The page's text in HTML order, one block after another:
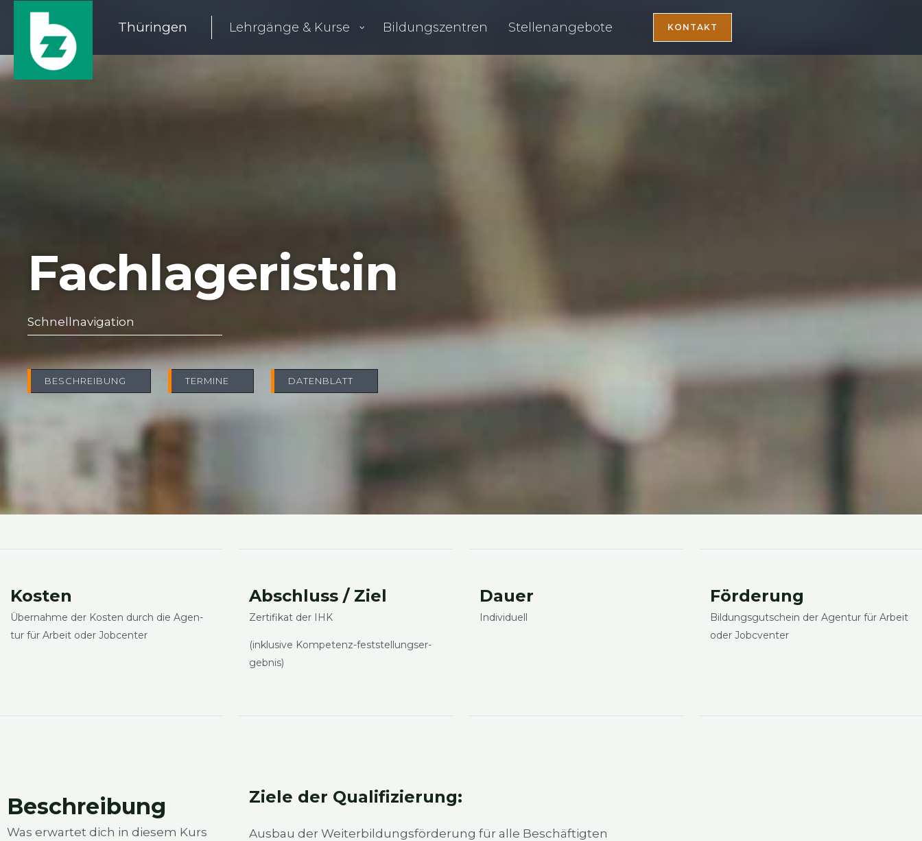
springen
Thüringen Lehrgänge & Kurse Bil­dungs­zen­tren Stel­len­an­ge­bo­te KONTAKT
Fachlagerist:in
Schnell­na­vi­ga­ti­on
BESCHREI­BUNG TER­MI­NE DATEN­BLATT
Kos­ten
Über­nah­me der Kos­ten durch die Agen­
tur für Arbeit oder Job­cen­ter
Abschluss / Ziel
Zer­ti­fi­kat der IHK
(inklu­si­ve Kom­pe­tenz-fest­stel­lungs­er­
geb­nis)
Dau­er
Indi­vi­du­ell
För­de­rung
Bil­dungs­gut­schein der Agen­tur für Arbeit
oder Job­c­ven­ter
Beschrei­bung
Was erwar­tet dich in die­sem Kurs
Zie­le der Qua­li­fi­zie­rung:
Aus­bau der Wei­ter­bil­dungs­för­de­rung für alle Beschäf­tig­ten